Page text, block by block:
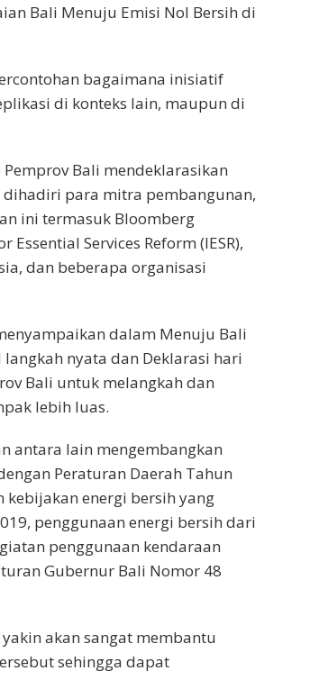
Bali Menuju Emisi Nol Bersih di
bagaimana inisiatif
di konteks lain, maupun di
Bali mendeklarasikan
dihadiri para mitra pembangunan,
ini termasuk Bloomberg
Services Reform (IESR),
dan beberapa organisasi
dalam Menuju Bali
nyata dan Deklarasi hari
Bali untuk melangkah dan
lebih luas.
antara lain mengembangkan
Peraturan Daerah Tahun
energi bersih yang
penggunaan energi bersih dari
penggunaan kendaraan
Gubernur Bali Nomor 48
akan sangat membantu
sehingga dapat